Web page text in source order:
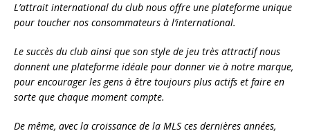
L’attrait international du club nous offre une plateforme unique
pour toucher nos consommateurs à l’international.
Le succès du club ainsi que son style de jeu très attractif nous
donnent une plateforme idéale pour donner vie à notre marque,
pour encourager les gens à être toujours plus actifs et faire en
sorte que chaque moment compte.
De même, avec la croissance de la MLS ces dernières années,